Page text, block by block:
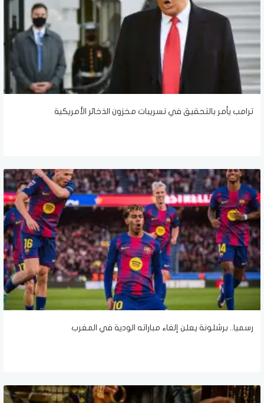
ترامب يأمر بالتحقيق في تسريبات مخزون الذخائر الأمريكية
رسميا.. برشلونة يعلن إلغاء مباراته الودية في المغرب